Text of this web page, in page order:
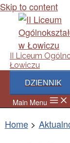
Skip to content
II Liceum
Łowiczu
DZIENNIK
Main Menu
Home